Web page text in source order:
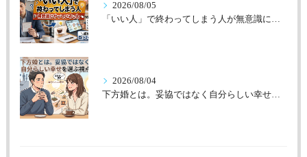
2026/08/05
「いい人」で終わってしまう人が無意識にやっていること
2026/08/04
下方婚とは。妥協ではなく自分らしい幸せを選ぶ視点